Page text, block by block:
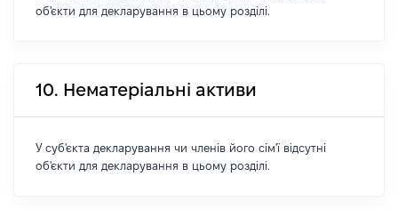
об'єкти для декларування в цьому розділі.
10. Нематеріальні активи
У суб'єкта декларування чи членів його сім'ї відсутні
об'єкти для декларування в цьому розділі.